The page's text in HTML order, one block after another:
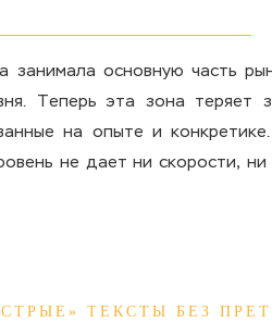
основную часть
Теперь эта зона теряет
на опыте и
не дает ни скорости,
ТЕКСТЫ БЕЗ